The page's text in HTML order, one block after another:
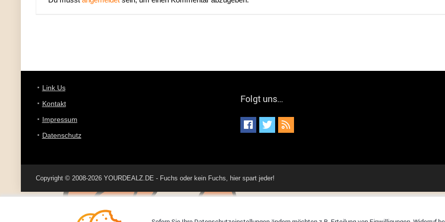
Link Us
Kontakt
Impressum
Datenschutz
Folgt uns…
Copyright © 2008-2026 YOURDEALZ.DE - Fuchs oder kein Fuchs, hier spart jeder!